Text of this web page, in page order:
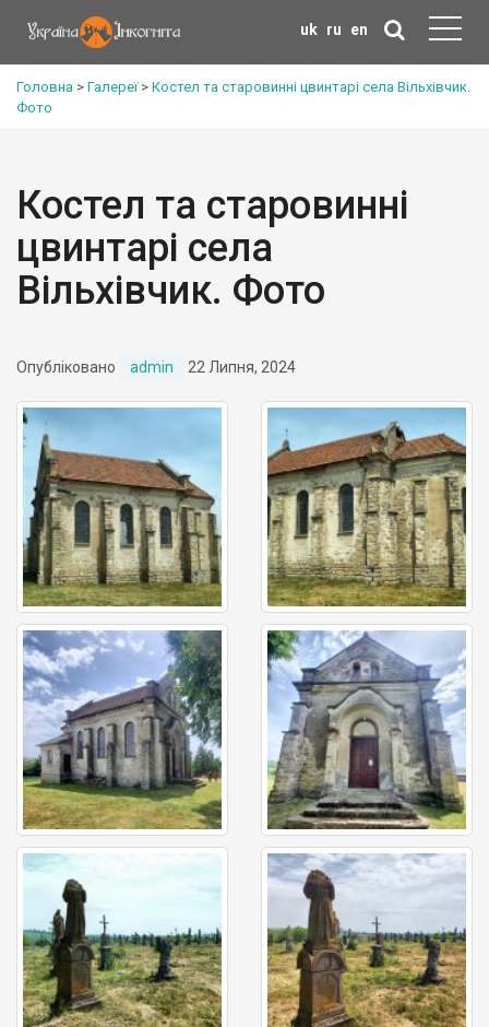
uk ru en
Головна > Галереї> Костел та старовинні цвинтарі села Вільхівчик.
Фото
Костел та старовинні
цвинтарі села
Вільхівчик. Фото
Опубліковано admin 22 Липня, 2024